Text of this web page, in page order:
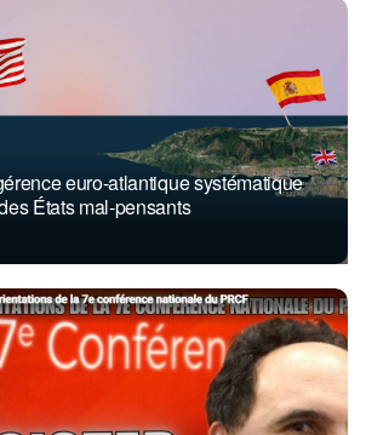
euro-atlantique systématique
États mal-pensants